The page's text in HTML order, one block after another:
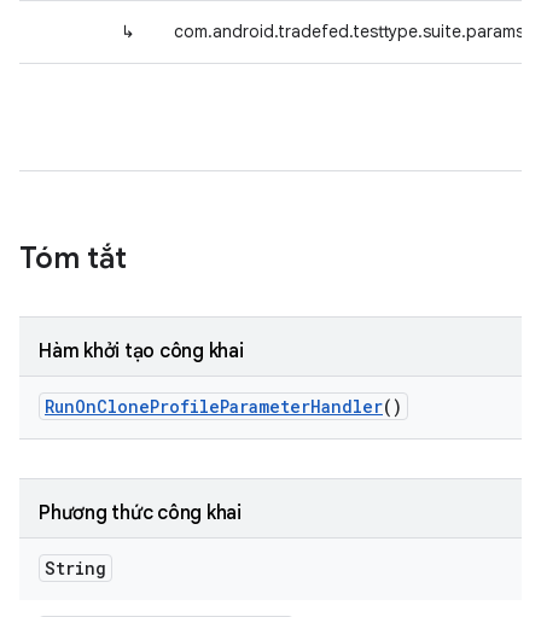
↳
Tóm tắt
Hàm khởi tạo công khai
RunOnCloneProfileParameterHandler()
Phương thức công khai
String